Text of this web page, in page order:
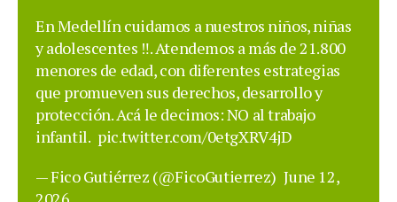
En Medellín cuidamos a nuestros niños, niñas
y adolescentes ‼️. Atendemos a más de 21.800
menores de edad, con diferentes estrategias
que promueven sus derechos, desarrollo y
protección. Acá le decimos: NO al trabajo
infantil. pic.twitter.com/0etgXRV4jD
— Fico Gutiérrez (@FicoGutierrez) June 12,